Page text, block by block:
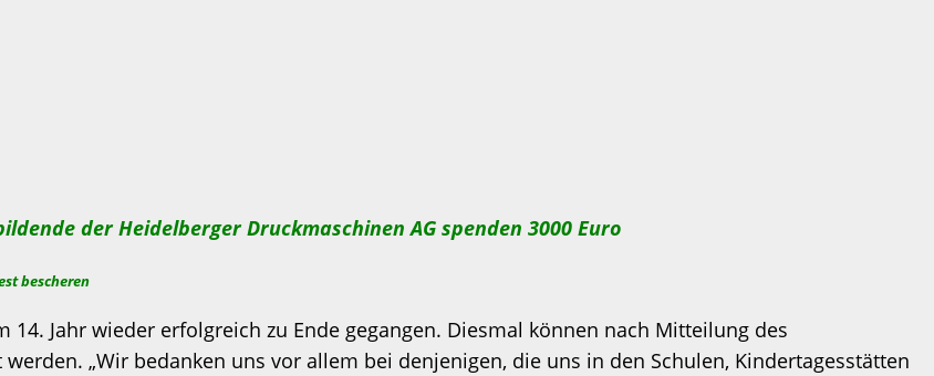
der Heidelberger Druckmaschinen AG spenden 3000 Euro
bescheren
Jahr wieder erfolgreich zu Ende gegangen. Diesmal können nach Mitteilung des
„Wir bedanken uns vor allem bei denjenigen, die uns in den Schulen, Kindertagesstätten